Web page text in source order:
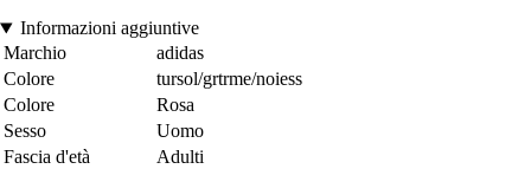
Informazioni aggiuntive
Marchio
adidas
Colore
tursol/grtrme/noiess
Colore
Rosa
Sesso
Uomo
Fascia d'età
Adulti